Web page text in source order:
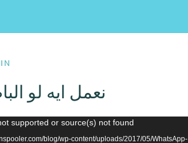
نعمل ايه لو
supported or source(s) not found
blog/wp-content/uploads/2017/05/WhatsApp-